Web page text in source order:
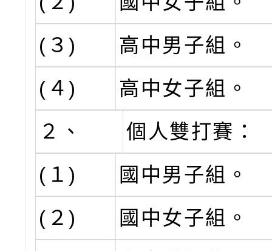
(３)
高中男子組。
(４)
高中女子組。
２、
個人雙打賽：
(１)
國中男子組。
(２)
國中女子組。